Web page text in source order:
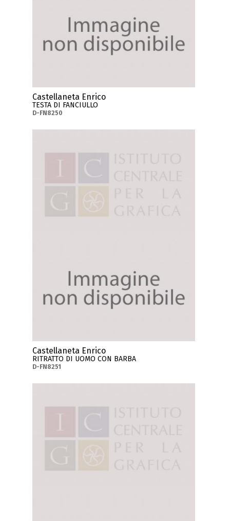
Castellaneta Enrico
TESTA DI FANCIULLO
D-FN8250
Castellaneta Enrico
RITRATTO DI UOMO CON BARBA
D-FN8251